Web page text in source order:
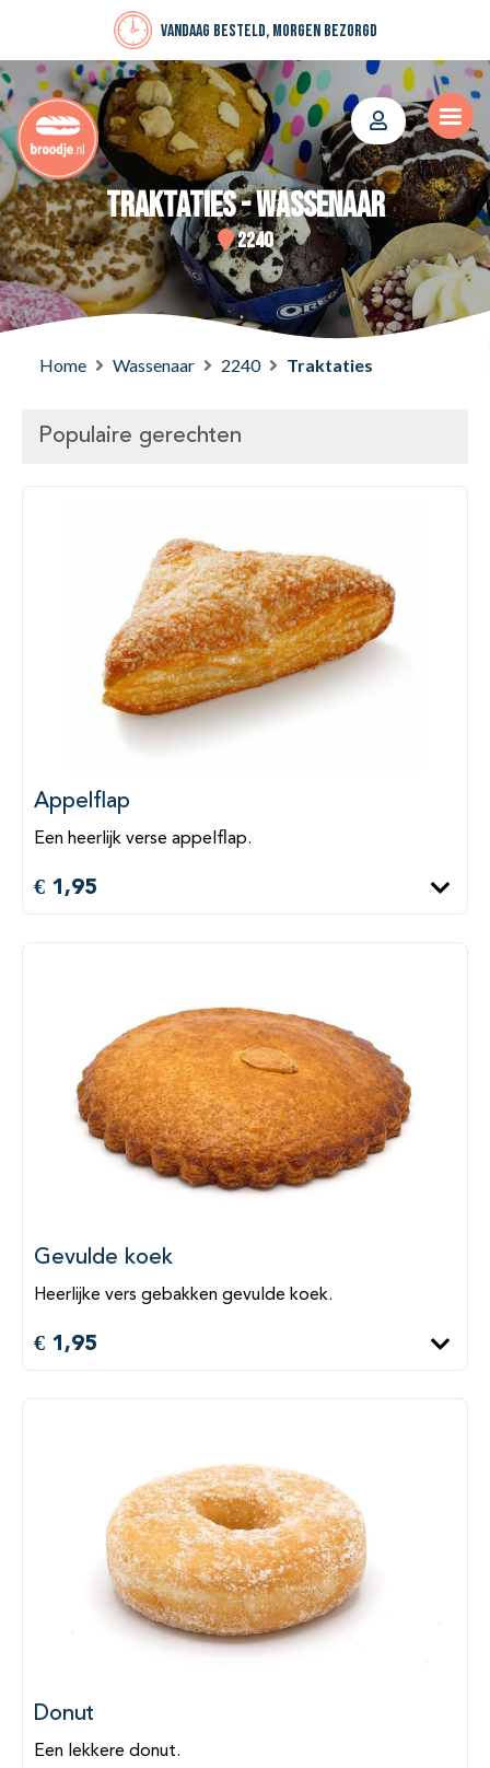
Vandaag besteld, morgen bezorgd
Traktaties - Wassenaar
2240
Home Wassenaar 2240 Traktaties
Populaire gerechten
Appelflap
Een heerlijk verse appelflap.
€ 1,95
Gevulde koek
Heerlijke vers gebakken gevulde koek.
€ 1,95
Donut
Een lekkere donut.